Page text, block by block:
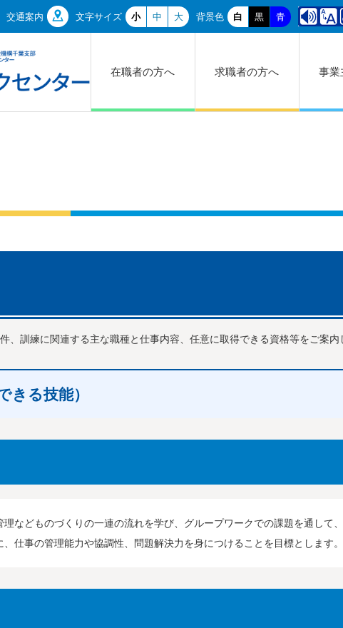
交通案内 文字サイズ 小 中 大 背景色 白 黒 青
在職者の方へ 求職者の方へ 事業
、訓練に関連する主な職種と仕事内容、任意に取得できる資格等をご案内
きる技能）
などものづくりの一連の流れを学び、グループワークでの課題を通して
仕事の管理能力や協調性、問題解決力を身につけることを目標とします